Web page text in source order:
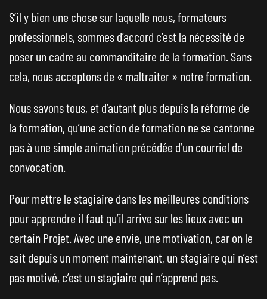
S’il y bien une chose sur laquelle nous, formateurs
professionnels, sommes d’accord c’est la nécessité de
poser un cadre au commanditaire de la formation. Sans
cela, nous acceptons de « maltraiter » notre formation.
Nous savons tous, et d’autant plus depuis la réforme de
la formation, qu’une action de formation ne se cantonne
pas à une simple animation précédée d’un courriel de
convocation.
Pour mettre le stagiaire dans les meilleures conditions
pour apprendre il faut qu’il arrive sur les lieux avec un
certain Projet. Avec une envie, une motivation, car on le
sait depuis un moment maintenant, un stagiaire qui n’est
pas motivé, c’est un stagiaire qui n’apprend pas.